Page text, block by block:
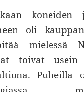
koneiden
oli
mielessä
toivat
Puheilla